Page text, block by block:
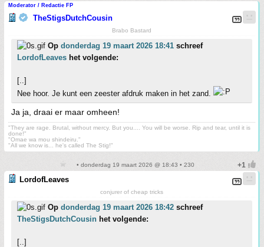
Moderator / Redactie FP
TheStigsDutchCousin
Brabo Bastard
Op donderdag 19 maart 2026 18:41 schreef
LordofLeaves het volgende:
[..]
Nee hoor. Je kunt een zeester afdruk maken in het zand.
Ja ja, draai er maar omheen!
"They are rage. Brutal, without mercy. But you.... You will be worse. Rip and tear, until it is
done!"
"Omae wa mou shindeiru."
"All we know is... he's called The Stig!"
• donderdag 19 maart 2026 @ 18:43 • 230
LordofLeaves
conjurer of cheap tricks
Op donderdag 19 maart 2026 18:42 schreef
TheStigsDutchCousin het volgende:
[..]